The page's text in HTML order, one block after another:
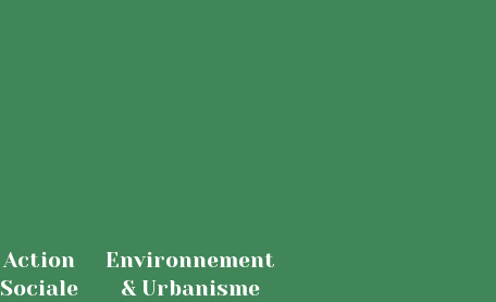
Action
Sociale
Environnement
& Urbanisme